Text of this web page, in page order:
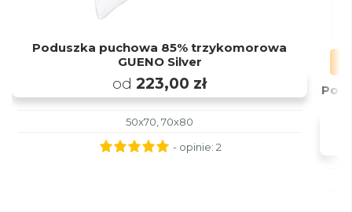
Poduszka puchowa 85% trzykomorowa
GUENO Silver
od 223,00 zł
50x70, 70x80
- opinie: 2